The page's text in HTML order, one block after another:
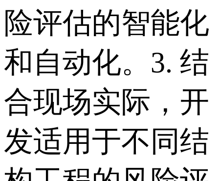
险评估的智能化
和自动化。 3. 结
合现场实际，开
发适用于不同结